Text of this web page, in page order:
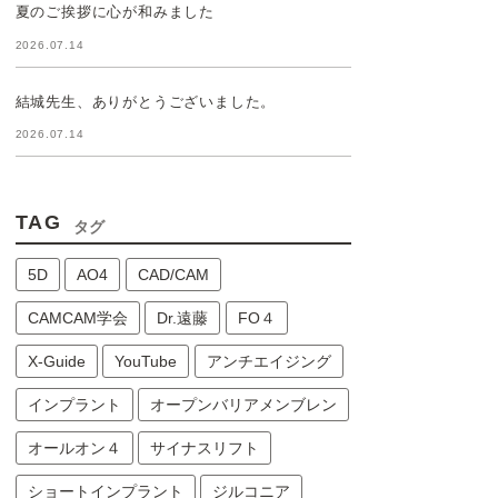
夏のご挨拶に心が和みました
2026.07.14
結城先生、ありがとうございました。
2026.07.14
TAG タグ
5D AO4 CAD/CAM
CAMCAM学会 Dr.遠藤 FO４
X-Guide YouTube アンチエイジング
インプラント オープンバリアメンブレン
オールオン４ サイナスリフト
ショートインプラント ジルコニア